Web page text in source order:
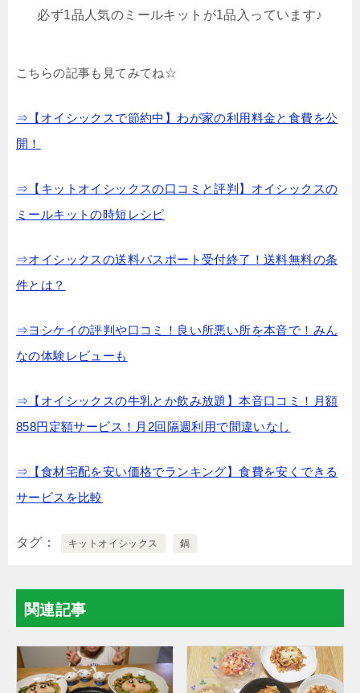
必ず1品人気のミールキットが1品入っています♪
こちらの記事も見てみてね☆
⇒【オイシックスで節約中】わが家の利用料金と食費を公
開！
⇒【キットオイシックスの口コミと評判】オイシックスの
ミールキットの時短レシピ
⇒オイシックスの送料パスポート受付終了！送料無料の条
件とは？
⇒ヨシケイの評判や口コミ！良い所悪い所を本音で！みん
なの体験レビューも
⇒【オイシックスの牛乳とか飲み放題】本音口コミ！月額
858円定額サービス！月2回隔週利用で間違いなし
⇒【食材宅配を安い価格でランキング】食費を安くできる
サービスを比較
タグ キットオイシックス 鍋
関連記事